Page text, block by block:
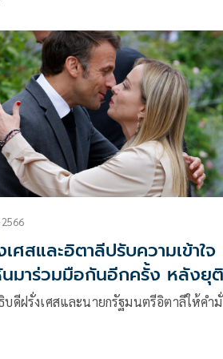
ศสและอิตาลีปรับความเข้าใจ
มาร่วมมือกันอีกครั้ง หลังยุติ
เครียด
บดีฝรั่งเศสและนายกรัฐมนตรีอิตาลีให้คำ